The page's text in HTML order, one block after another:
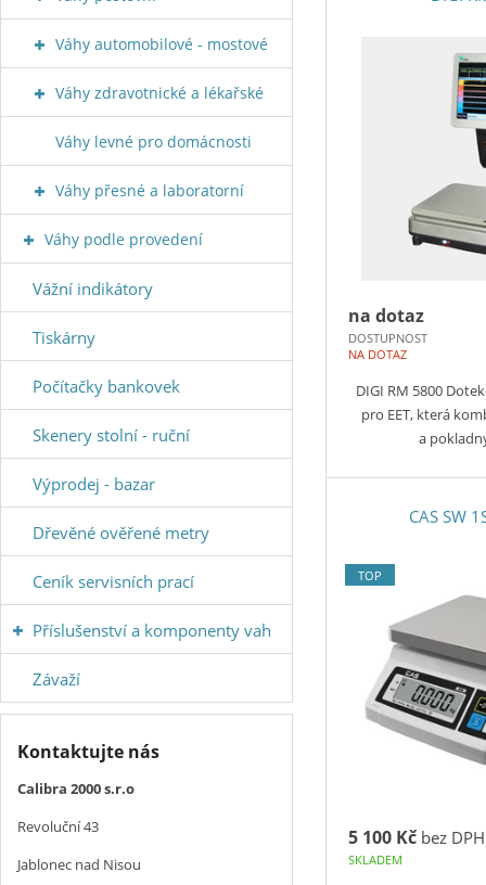
na dotaz
DOSTUPNOST
NA DOTAZ
DIGI RM 5800
pro EET, která
a
CAS SW
5 100 Kč bez DPH
SKLADEM
TOP
Váhy automobilové - mostové
Váhy zdravotnické a lékařské
Váhy levné pro domácnosti
Váhy přesné a laboratorní
Váhy podle provedení
Vážní indikátory
Tiskárny
Počítačky bankovek
Skenery stolní - ruční
Výprodej - bazar
Dřevěné ověřené metry
Ceník servisních prací
Příslušenství a komponenty vah
Závaží
Kontaktujte nás
Calibra 2000 s.r.o
Revoluční 43
Jablonec nad Nisou